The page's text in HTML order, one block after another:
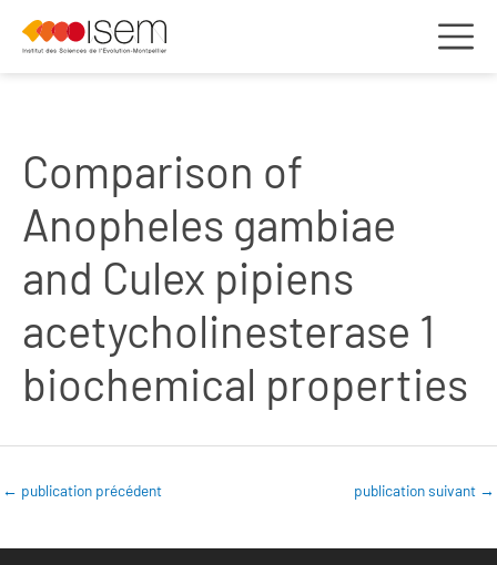
Comparison of
Anopheles gambiae
and Culex pipiens
acetycholinesterase 1
biochemical properties
← publication précédent publication suivant →